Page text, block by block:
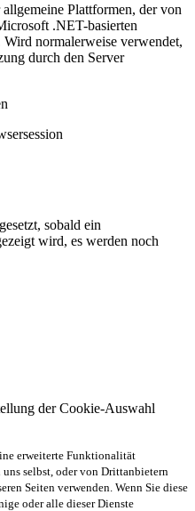
Plattformen, der von
.NET-basierten
normalerweise verwendet,
durch den Server
sobald ein
wird, es werden noch
der Cookie-Auswahl
erweiterte Funktionalität
selbst, oder von Drittanbietern
Seiten verwenden. Wenn Sie diese
oder alle dieser Dienste